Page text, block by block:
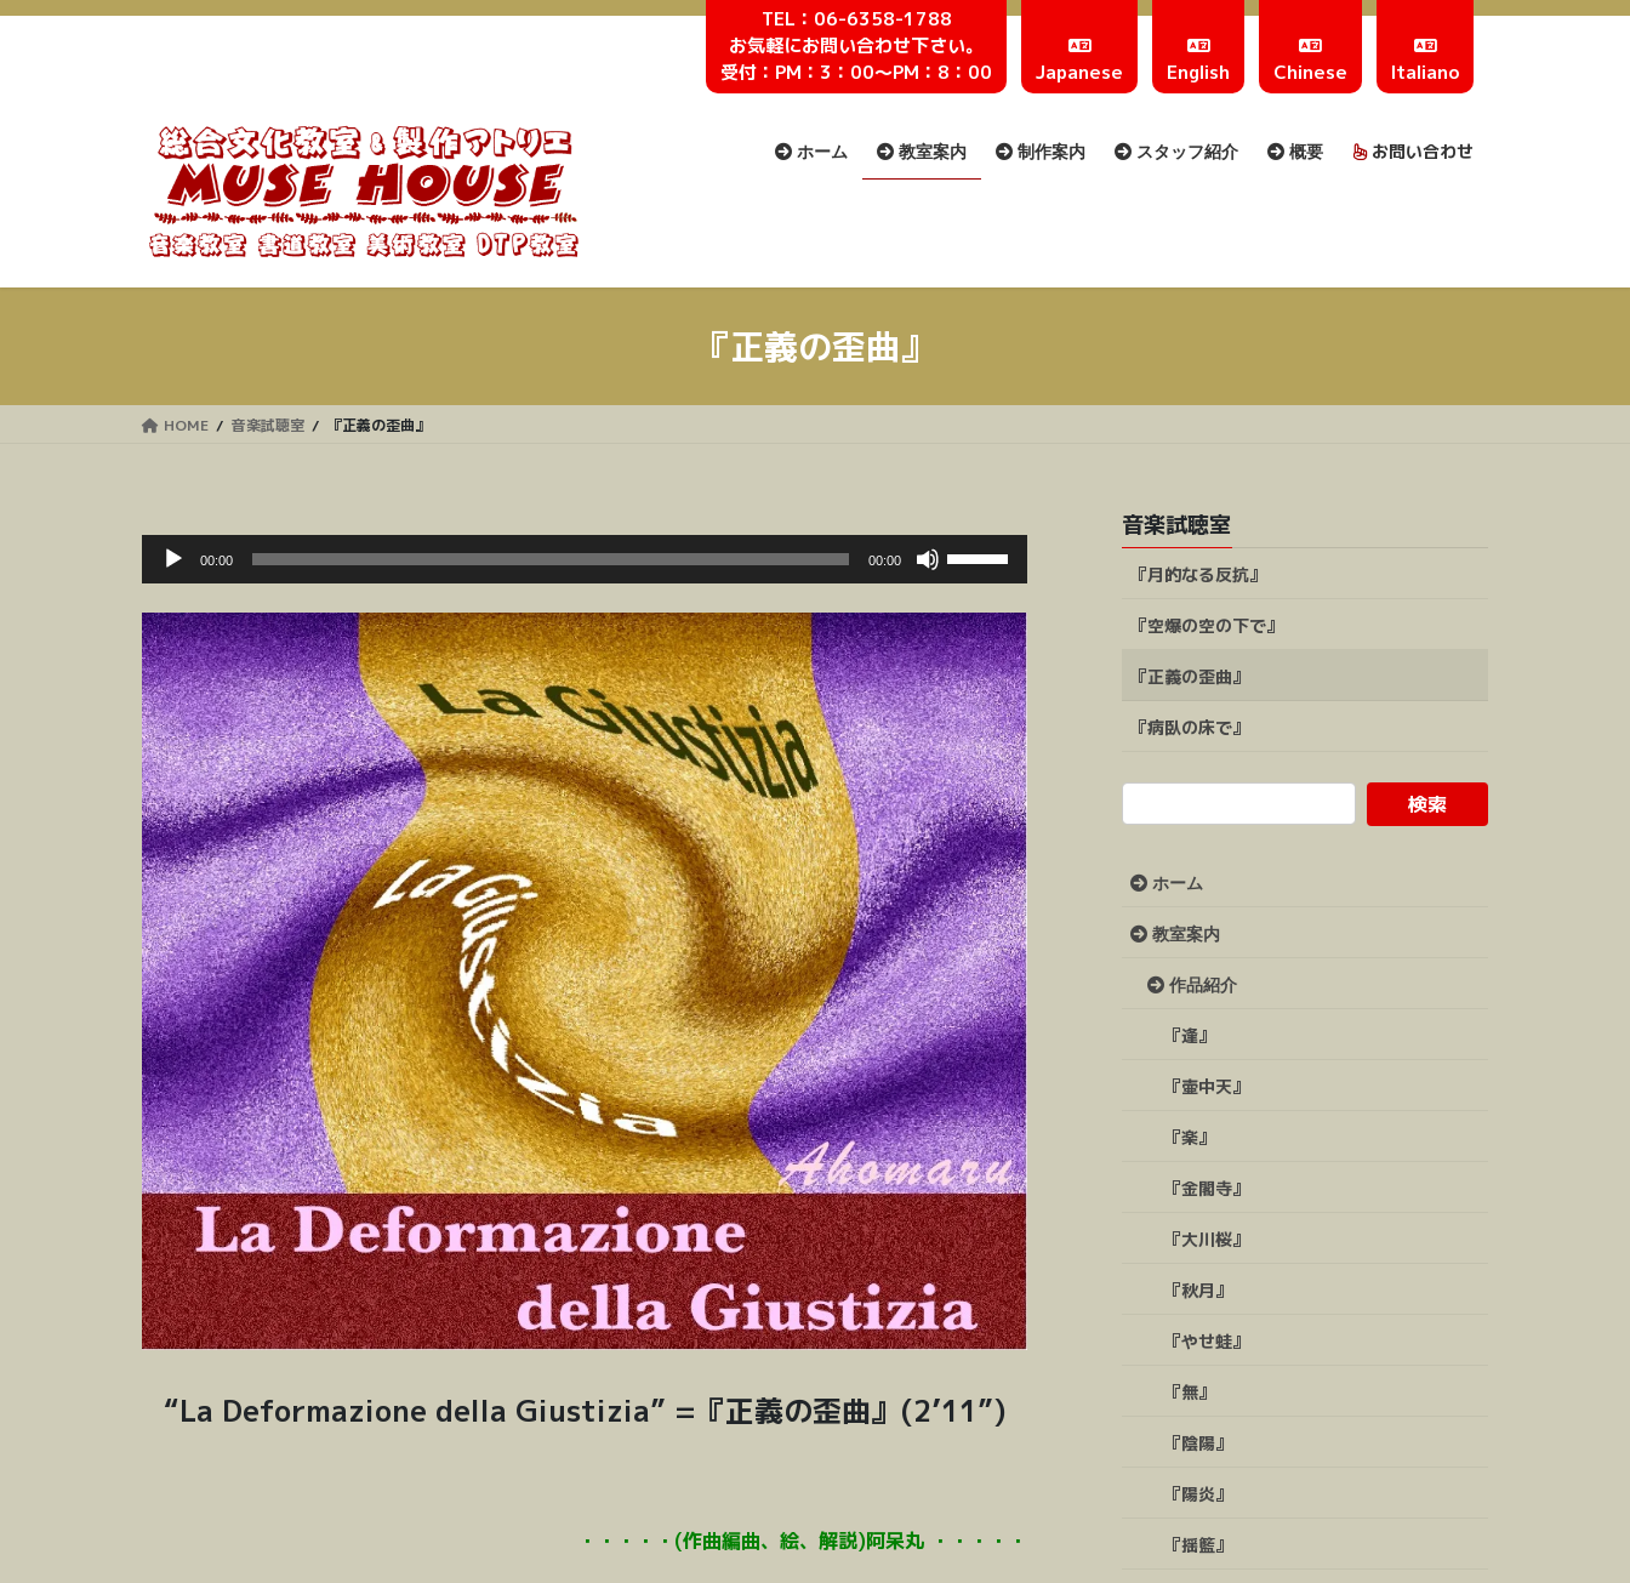
コ
ナ
TEL：06-6358-1788
お気軽にお問い合わせ下さい。
受付：PM：3：00〜PM：8：00
Japanese English Chinese Italiano
ホーム 教室案内 制作案内 スタッフ紹介 概要 お問い合わせ
『正義の歪曲』
HOME 音楽試聴室 『正義の歪曲』
声
プ
レ
ー
ヤ
ー
00:00 00:00
ー
ム
調
節
に
は
上
下
矢
印
キ
ー
を
使
っ
て
く
だ
さ
い。
“La Deformazione della Giustizia” =『正義の歪曲』(2’11”)
・・・・・(作曲編曲、絵、解説)阿呆丸 ・・・・・
音楽試聴室
『月的なる反抗』
『空爆の空の下で』
『正義の歪曲』
『病臥の床で』
ホーム
教室案内
作品紹介
『逢』
『壷中天』
『楽』
『金閣寺』
『大川桜』
『秋月』
『やせ蛙』
『無』
『陰陽』
『陽炎』
『揺籃』